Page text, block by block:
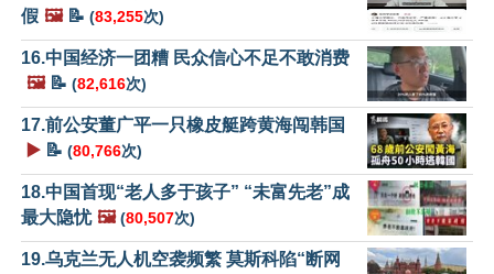
假 🖼️📝 (83,255次)
16.中国经济一团糟 民众信心不足不敢消费
🖼️📝 (82,616次)
17.前公安董广平一只橡皮艇跨黄海闯韩国
▶️ 📝 (80,766次)
18.中国首现“老人多于孩子” “未富先老”成
最大隐忧 🖼️ (80,507次)
19.乌克兰无人机空袭频繁 莫斯科陷“断网